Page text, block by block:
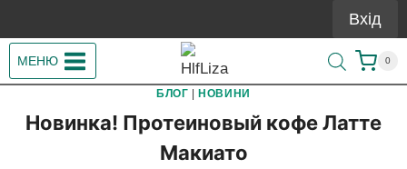
до
вмісту
Вхід
МЕНЮ 0
БЛОГ НОВИНИ
Новинка! Протеиновый кофе Латте
Макиато